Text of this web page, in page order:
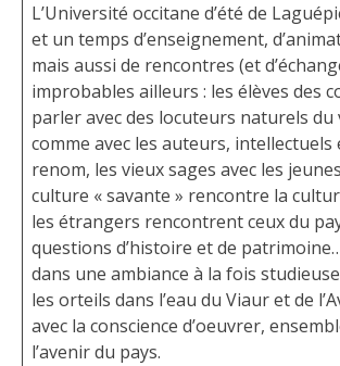
L’Université occitane d’été de
et un temps d’enseignement,
mais aussi de rencontres (et
improbables ailleurs : les élèves des
parler avec des locuteurs naturels du
comme avec les auteurs, intellectuels
renom, les vieux sages avec les
culture « savante » rencontre la
les étrangers rencontrent ceux du
questions d’histoire et de
dans une ambiance à la fois
les orteils dans l’eau du Viaur et de
avec la conscience d’oeuvrer,
l’avenir du pays.